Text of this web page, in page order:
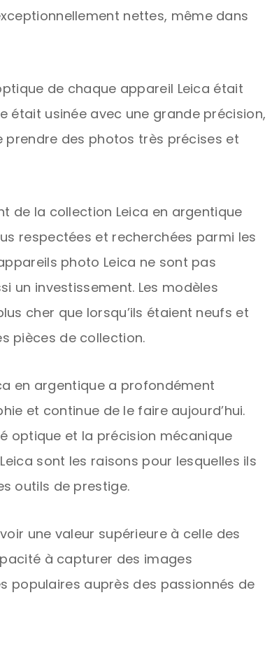
nettes, même dans
de chaque appareil Leica était
était usinée avec une grande précision,
des photos très précises et
de la collection Leica en argentique
respectées et recherchées parmi les
photo Leica ne sont pas
un investissement. Les modèles
cher que lorsqu’ils étaient neufs et
pièces de collection.
en argentique a profondément
et continue de le faire aujourd’hui.
optique et la précision mécanique
sont les raisons pour lesquelles ils
outils de prestige.
une valeur supérieure à celle des
à capturer des images
populaires auprès des passionnés de